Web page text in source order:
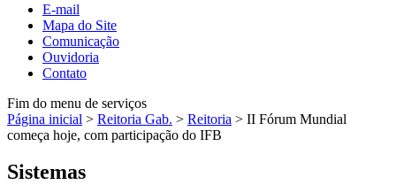
E-mail
Mapa do Site
Comunicação
Ouvidoria
Contato
Fim do menu de serviços
Página inicial > Reitoria Gab. > Reitoria > II Fórum Mundial
começa hoje, com participação do IFB
Sistemas